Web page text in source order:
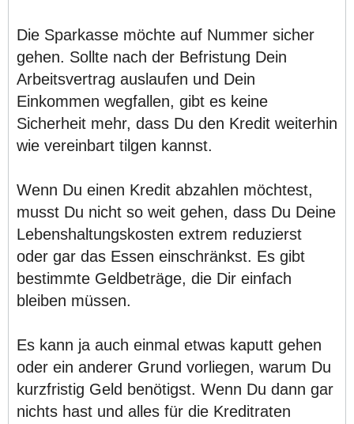
Die Sparkasse möchte auf Nummer sicher
gehen. Sollte nach der Befristung Dein
Arbeitsvertrag auslaufen und Dein
Einkommen wegfallen, gibt es keine
Sicherheit mehr, dass Du den Kredit weiterhin
wie vereinbart tilgen kannst.
Wenn Du einen Kredit abzahlen möchtest,
musst Du nicht so weit gehen, dass Du Deine
Lebenshaltungskosten extrem reduzierst
oder gar das Essen einschränkst. Es gibt
bestimmte Geldbeträge, die Dir einfach
bleiben müssen.
Es kann ja auch einmal etwas kaputt gehen
oder ein anderer Grund vorliegen, warum Du
kurzfristig Geld benötigst. Wenn Du dann gar
nichts hast und alles für die Kreditraten